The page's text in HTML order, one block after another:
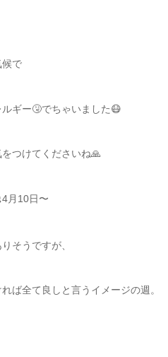
候で
ギー🤧でちゃいました😷
つけてくださいね🙏
月10日〜
そうですが、
ば全て良しと言うイメージの週。